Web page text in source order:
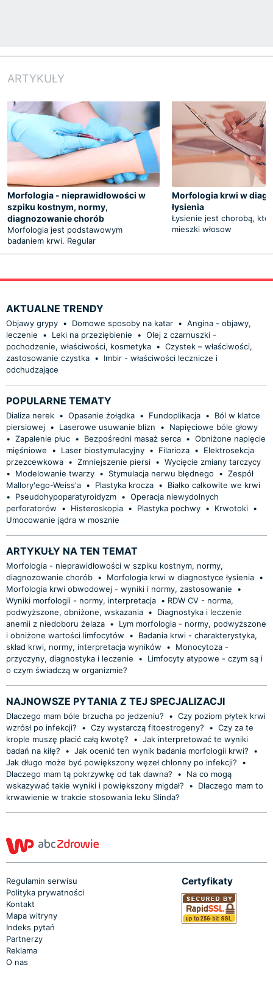
ARTYKUŁY
Morfologia - nieprawidłowości w
szpiku kostnym, normy,
diagnozowanie chorób
Morfologia jest podstawowym
badaniem krwi. Regular
Morfologia krwi w
łysienia
Łysienie jest chorobą,
mieszki włosow
AKTUALNE TRENDY
Objawy grypy • Domowe sposoby na katar • Angina - objawy,
leczenie
• Leki na przeziębienie • Olej z czarnuszki -
pochodzenie, właściwości, kosmetyka • Czystek – właściwości,
zastosowanie czystka •
Imbir - właściwości lecznicze i
odchudzające
POPULARNE TEMATY
Dializa nerek • Opasanie żołądka • Fundoplikacja •
Ból w klatce
piersiowej • Laserowe usuwanie blizn •
Napięciowe bóle głowy
• Zapalenie płuc • Bezpośredni masaż serca • Obniżone napięcie
mięśniowe
• Laser biostymulacyjny • Filarioza •
Elektrosekcja
przezcewkowa • Zmniejszenie piersi • Wycięcie zmiany tarczycy
•
Modelowanie twarzy • Stymulacja nerwu błędnego • Zespół
Mallory'ego-Weiss'a • Plastyka krocza •
Białko całkowite we krwi
•
Pseudohypoparatyroidyzm • Operacja niewydolnych
perforatorów
• Histeroskopia • Plastyka pochwy • Krwotoki •
Umocowanie jądra w mosznie
ARTYKUŁY NA TEN TEMAT
Morfologia - nieprawidłowości w szpiku kostnym, normy,
diagnozowanie chorób • Morfologia krwi w diagnostyce łysienia •
Morfologia krwi obwodowej - wyniki i normy, zastosowanie
•
Wyniki morfologii - normy, interpretacja • ​RDW CV - norma,
podwyższone, obniżone, wskazania •
Diagnostyka i leczenie
anemii z niedoboru żelaza •
Lym morfologia - normy, podwyższone
i obniżone wartości limfocytów
•
Badania krwi - charakterystyka,
skład krwi, normy, interpretacja wyników
•
Monocytoza -
przyczyny, diagnostyka i leczenie
•
Limfocyty atypowe - czym są i
o czym świadczą w organizmie?
NAJNOWSZE PYTANIA Z TEJ SPECJALIZACJI
Dlaczego mam bóle brzucha po jedzeniu? • Czy poziom płytek krwi
wzrósł po infekcji?
• Czy wystarczą fitoestrogeny? • Czy za te
krople muszę płacić całą kwotę?
• Jak interpretować te wyniki
badań na kiłę?
• Jak ocenić ten wynik badania morfologii krwi?
•
Jak długo może być powiększony węzeł chłonny po infekcji?
•
Dlaczego mam tą pokrzywkę od tak dawna?
•
Na co mogą
wskazywać takie wyniki i powiększony migdał?
•
Dlaczego mam to
krwawienie w trakcie stosowania leku Slinda?
Regulamin serwisu
Polityka prywatności
Kontakt
Mapa witryny
Indeks pytań
Partnerzy
Reklama
O nas
Certyfikaty